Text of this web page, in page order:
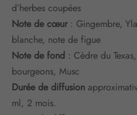
d’herbes coupées
Note de cœur: Gingembre,
blanche, note de figue
Note de fond : Cèdre du
bourgeons, Musc
Durée de diffusion
ml, 2 mois.